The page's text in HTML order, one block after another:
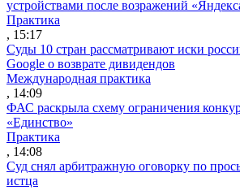
устройствами после возражений
Практика
, 15:17
Суды 10 стран рассматривают иски
Google о возврате дивидендов
Международная практика
, 14:09
ФАС раскрыла схему ограничения
«Единство»
Практика
, 14:08
Суд снял арбитражную оговорку по
истца